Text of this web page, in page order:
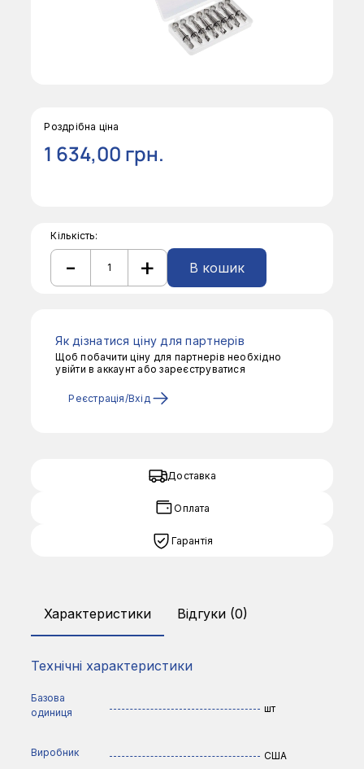
Роздрібна ціна
1 634,00 грн.
Кількість:
-
Кондитерський
набiр
+
В кошик
Як дізнатися ціну для партнерів
Щоб побачити ціну для партнерів необхідно
увійти в аккаунт або зареєструватися
Реєстрація/Вхід
Доставка
Оплата
Гарантія
Характеристики Відгуки (0)
Технічні характеристики
Базова
одиниця
шт
Виробник США